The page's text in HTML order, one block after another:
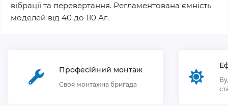
вібрації та перевертання. Регламентована ємність
моделей від 40 до 110 Аг.
Професійний монтаж
Своя монтажна бригада